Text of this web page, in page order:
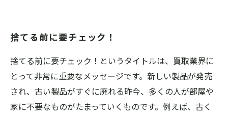
捨てる前に要チェック！
捨てる前に要チェック！というタイトルは、買取業界に
とって非常に重要なメッセージです。新しい製品が発売
され、古い製品がすぐに廃れる昨今、多くの人が部屋や
家に不要なものがたまっていくものです。例えば、古く